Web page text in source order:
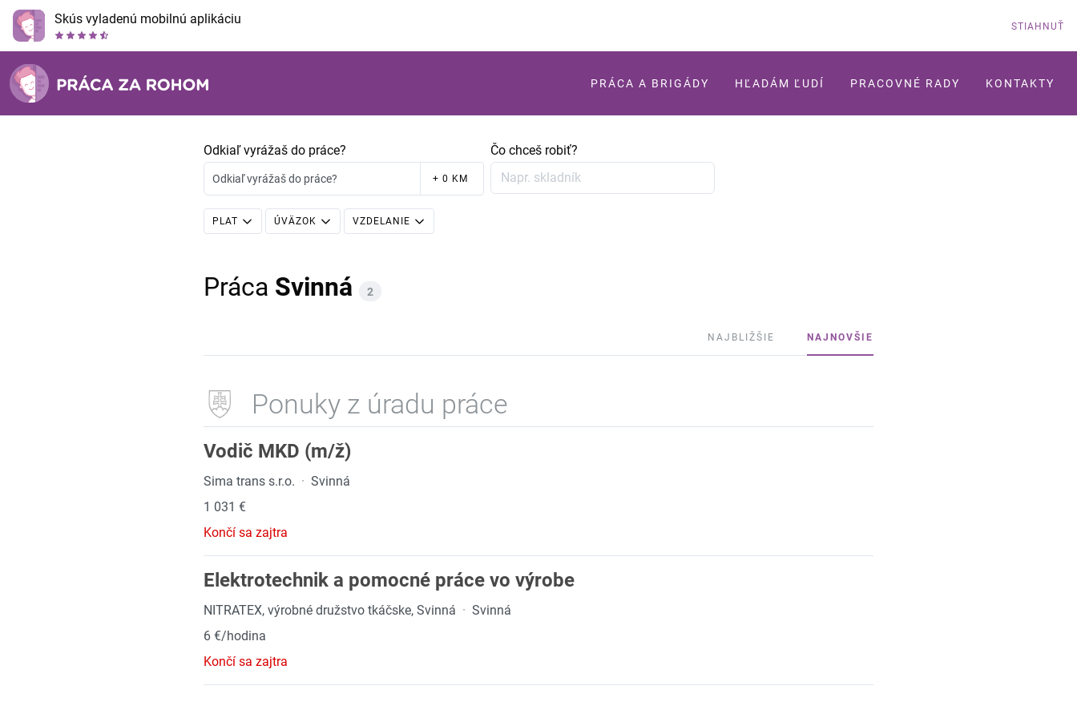
Skús vyladenú mobilnú aplikáciu STIAHNUŤ
PRÁCA A BRIGÁDY HĽADÁM ĽUDÍ PRACOVNÉ RADY KONTAKTY
Odkiaľ vyrážaš do práce?
Odkiaľ vyrážaš do práce? + 0 KM
Čo chceš robiť?
PLAT ÚVÄZOK VZDELANIE
Práca Svinná 2
NAJBLIŽŠIE NAJNOVŠIE
Ponuky z úradu práce
Vodič MKD (m/ž)
Sima trans s.r.o. · Svinná
1 031 €
Končí sa zajtra
Elektrotechnik a pomocné práce vo výrobe
NITRATEX, výrobné družstvo tkáčske, Svinná · Svinná
6 €/hodina
Končí sa zajtra